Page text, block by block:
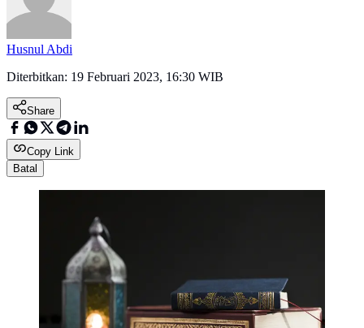
Husnul Abdi
Diterbitkan: 19 Februari 2023, 16:30 WIB
Share
Copy Link
Batal